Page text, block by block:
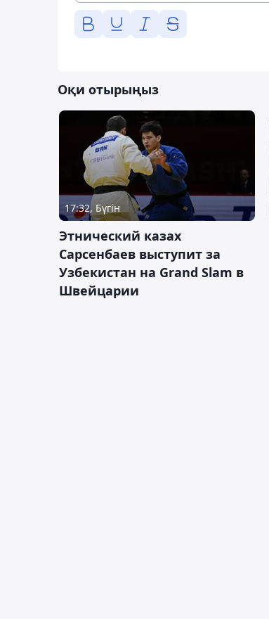
Оқи отырыңыз
17:32, Бүгін
Этнический казах
Сарсенбаев выступит за
Узбекистан на Grand Slam в
Швейцарии